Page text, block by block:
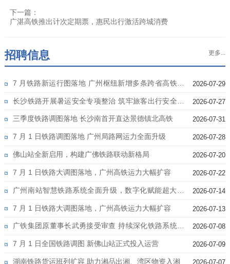
下一篇：
广湛高铁推出计次定期票，惠民出行激活跨城消费
更多...
招聘信息
7 月铁路新运行图落地 广州枢纽新增多条跨省高铁线
路
2026-07-29
长沙铁路开展暑运安全专项整治 筑牢旅客出行安全防
线
2026-07-27
三季度铁路调图落地 长沙南首开直达景德镇北高铁 2026-07-31
7 月 1 日铁路调图落地 广州局路网运力全面升级 2026-07-28
佛山站全新启用，构建广佛铁路联动新格局 2026-07-20
7 月 1 日铁路大调图落地，广州高铁运力大幅扩容 2026-07-22
广州南站智慧铁路系统全面升级，数字化赋能超大客
流运营
2026-07-14
7 月 1 日铁路大调图落地，广州高铁运力大幅扩容 2026-07-13
广铁集团原董事长武勇接受审查 持续深化铁路系统反
腐
2026-07-08
7 月 1 日全国铁路调图 新佛山站正式投入运营 2026-07-09
湖南铁路货运班列扩容 助力湘品出湘、湾区物资入湘 2026-07-07